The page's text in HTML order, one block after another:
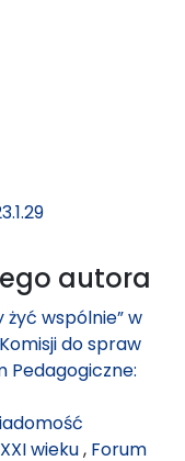
autora
żyć wspólnie” w
do spraw
Pedagogiczne:
wieku, Forum